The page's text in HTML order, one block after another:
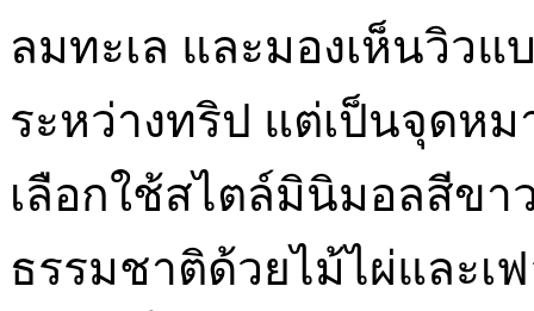
ลมทะเล และมองเห็นวิว
ระหว่างทริป แต่เป็นจุดหม
เลือกใช้สไตล์มินิมอลสีขา
ธรรมชาติด้วยไม้ไผ่และเ